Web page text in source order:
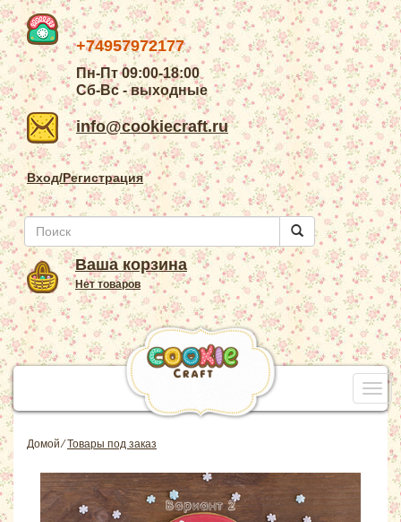
+74957972177
Пн-Пт 09:00-18:00
Сб-Вс - выходные
info@cookiecraft.ru
Вход/Регистрация
Ваша корзина
Нет товаров
Домой⁄Товары под заказ